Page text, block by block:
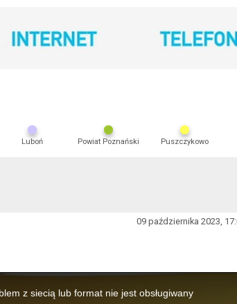
Luboń Powiat Poznański Puszczykowo
09 października 2023,
z siecią lub format nie jest obsługiwany